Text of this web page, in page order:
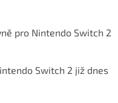
pro Nintendo Switch 2
Switch 2 již dnes